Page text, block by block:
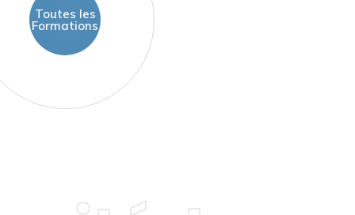
Toutes les
Formations